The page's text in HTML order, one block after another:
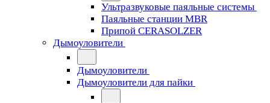
Ультразвуковые паяльные системы
Паяльные станции MBR
Припой CERASOLZER
Дымоуловители
Дымоуловители
Дымоуловители для пайки